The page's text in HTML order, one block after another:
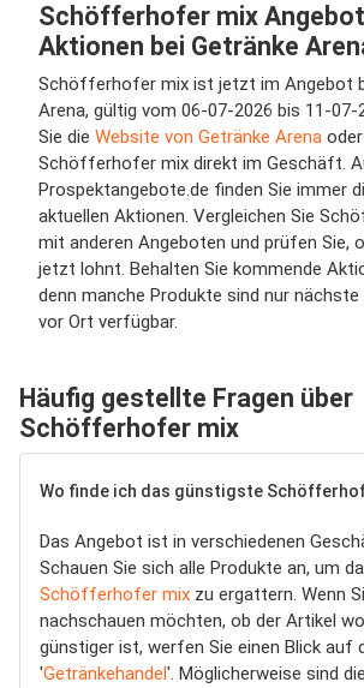
Schöfferhofer mix
Aktionen bei Getränke
Schöfferhofer mix ist jetzt im Angebot
Arena, gültig vom 06-07-2026 bis 11-07-
Sie die Website von Getränke Arena
Schöfferhofer mix direkt im Geschäft.
Prospektangebote.de finden Sie immer
aktuellen Aktionen. Vergleichen Sie
mit anderen Angeboten und prüfen Sie,
jetzt lohnt. Behalten Sie kommende
denn manche Produkte sind nur
vor Ort verfügbar.
Häufig gestellte Fragen über
Schöfferhofer mix
Wo finde ich das günstigste
Das Angebot ist in verschiedenen
Schauen Sie sich alle Produkte an, um
Schöfferhofer mix zu ergattern. Wenn
nachschauen möchten, ob der Artikel
günstiger ist, werfen Sie einen Blick auf
'Getränkehandel'. Möglicherweise sind